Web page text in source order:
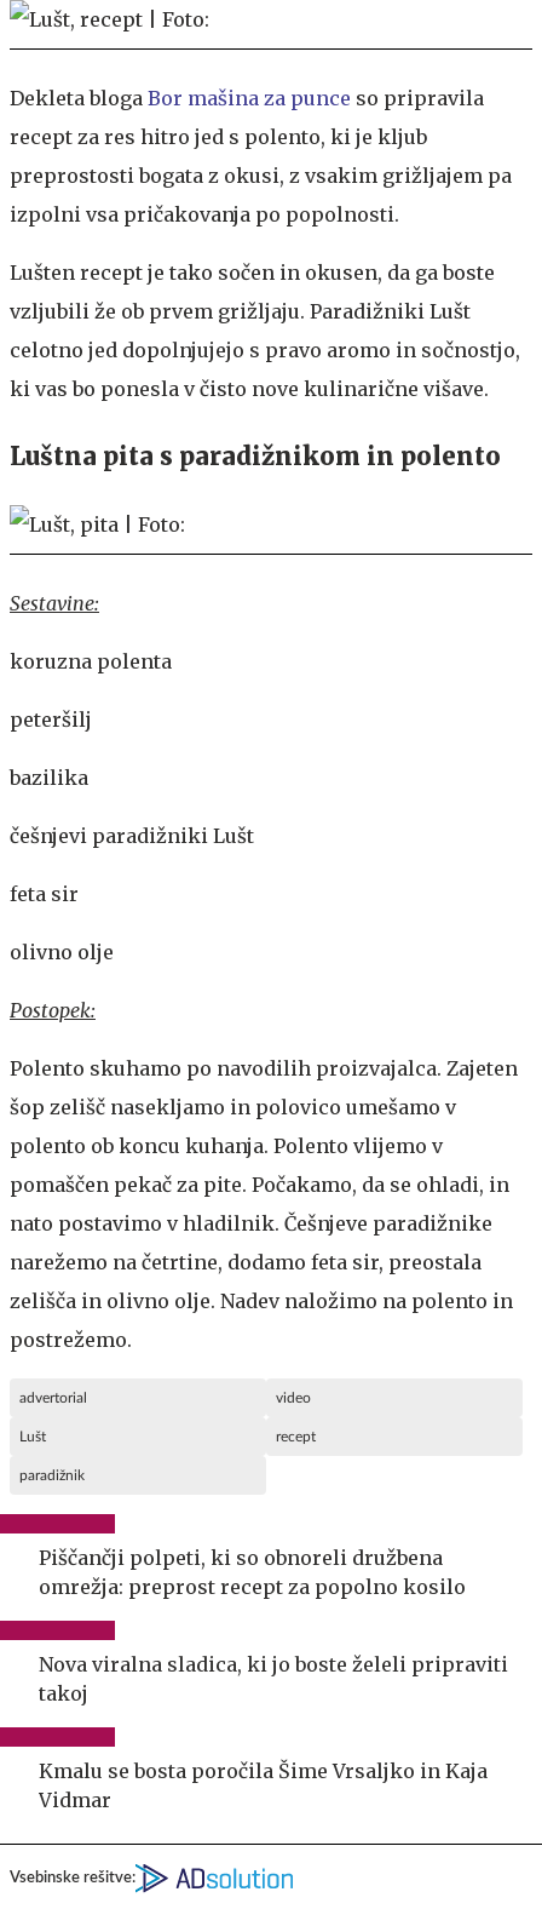
Dekleta bloga Bor mašina za punce so pripravila
recept za res hitro jed s polento, ki je kljub
preprostosti bogata z okusi, z vsakim grižljajem pa
izpolni vsa pričakovanja po popolnosti.
Lušten recept je tako sočen in okusen, da ga boste
vzljubili že ob prvem grižljaju. Paradižniki Lušt
celotno jed dopolnjujejo s pravo aromo in sočnostjo,
ki vas bo ponesla v čisto nove kulinarične višave.
Luštna pita s paradižnikom in polento
Sestavine:
koruzna polenta
peteršilj
bazilika
češnjevi paradižniki Lušt
feta sir
olivno olje
Postopek:
Polento skuhamo po navodilih proizvajalca. Zajeten
šop zelišč nasekljamo in polovico umešamo v
polento ob koncu kuhanja. Polento vlijemo v
pomaščen pekač za pite. Počakamo, da se ohladi, in
nato postavimo v hladilnik. Češnjeve paradižnike
narežemo na četrtine, dodamo feta sir, preostala
zelišča in olivno olje. Nadev naložimo na polento in
postrežemo.
advertorial video
Lušt recept
paradižnik
Piščančji polpeti, ki so obnoreli družbena
omrežja: preprost recept za popolno kosilo
Nova viralna sladica, ki jo boste želeli pripraviti
takoj
Kmalu se bosta poročila Šime Vrsaljko in Kaja
Vidmar
Vsebinske rešitve: